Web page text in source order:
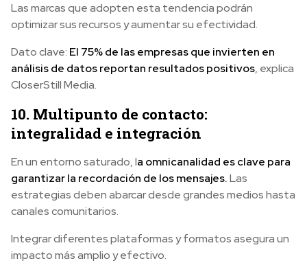
Las marcas que adopten esta tendencia podrán
optimizar sus recursos y aumentar su efectividad.
Dato clave: El 75% de las empresas que invierten en
análisis de datos reportan resultados positivos, explica
CloserStill Media.
10. Multipunto de contacto:
integralidad e integración
En un entorno saturado, la omnicanalidad es clave para
garantizar la recordación de los mensajes.Las
estrategias deben abarcar desde grandes medios hasta
canales comunitarios.
Integrar diferentes plataformas y formatos asegura un
impacto más amplio y efectivo.